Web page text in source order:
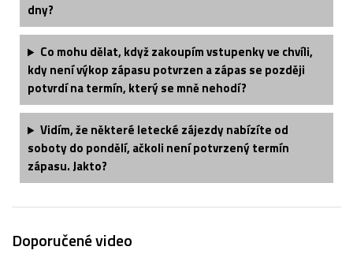
dny?
Co mohu dělat, když zakoupím vstupenky ve chvíli,
kdy není výkop zápasu potvrzen a zápas se později
potvrdí na termín, který se mně nehodí?
Vidím, že některé letecké zájezdy nabízíte od
soboty do pondělí, ačkoli není potvrzený termín
zápasu. Jakto?
Doporučené video